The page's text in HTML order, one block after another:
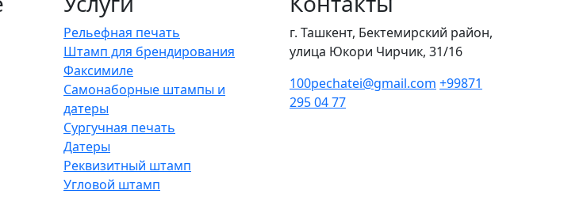
Рельефная печать
Штамп для брендирования
Факсимиле
Самонаборные штампы и
датеры
Сургучная печать
Датеры
Реквизитный штамп
Угловой штамп
г. Ташкент, Бектемирский район,
улица Юкори Чирчик, 31/16
100pechatei@gmail.com +99871
295 04 77